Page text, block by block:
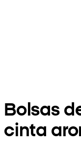
Bolsas
cinta